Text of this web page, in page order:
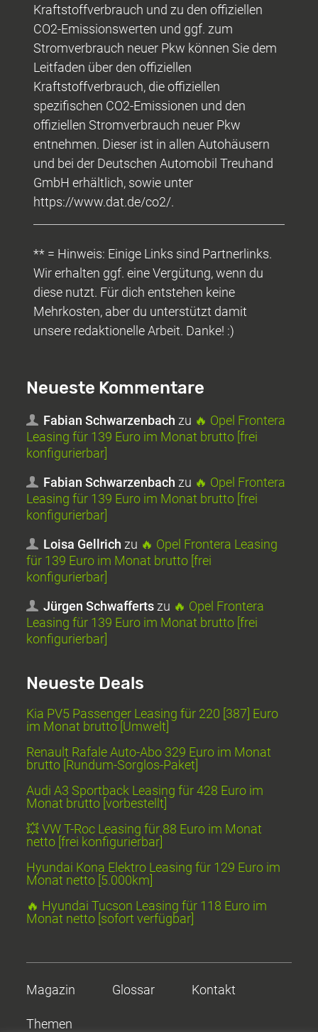
Kraftstoffverbrauch und zu den offiziellen
CO2-Emissionswerten und ggf. zum
Stromverbrauch neuer Pkw können Sie dem
Leitfaden über den offiziellen
Kraftstoffverbrauch, die offiziellen
spezifischen CO2-Emissionen und den
offiziellen Stromverbrauch neuer Pkw
entnehmen. Dieser ist in allen Autohäusern
und bei der Deutschen Automobil Treuhand
GmbH erhältlich, sowie unter
https://www.dat.de/co2/.
** = Hinweis: Einige Links sind Partnerlinks.
Wir erhalten ggf. eine Vergütung, wenn du
diese nutzt. Für dich entstehen keine
Mehrkosten, aber du unterstützt damit
unsere redaktionelle Arbeit. Danke! :)
Neueste Kommentare
Fabian Schwarzenbach zu 🔥 Opel Frontera
Leasing für 139 Euro im Monat brutto [frei
konfigurierbar]
Fabian Schwarzenbach zu 🔥 Opel Frontera
Leasing für 139 Euro im Monat brutto [frei
konfigurierbar]
Loisa Gellrich zu 🔥 Opel Frontera Leasing
für 139 Euro im Monat brutto [frei
konfigurierbar]
Jürgen Schwafferts zu 🔥 Opel Frontera
Leasing für 139 Euro im Monat brutto [frei
konfigurierbar]
Neueste Deals
Kia PV5 Passenger Leasing für 220 [387] Euro
im Monat brutto [Umwelt]
Renault Rafale Auto-Abo 329 Euro im Monat
brutto [Rundum-Sorglos-Paket]
Audi A3 Sportback Leasing für 428 Euro im
Monat brutto [vorbestellt]
💥 VW T-Roc Leasing für 88 Euro im Monat
netto [frei konfigurierbar]
Hyundai Kona Elektro Leasing für 129 Euro im
Monat netto [5.000km]
🔥 Hyundai Tucson Leasing für 118 Euro im
Monat netto [sofort verfügbar]
Magazin Glossar Kontakt
Themen